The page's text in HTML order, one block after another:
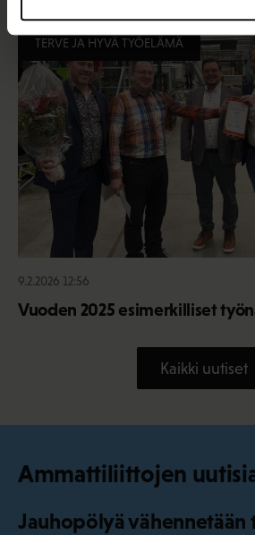
TERVE JA HYVÄ TYÖELÄMÄ
9.2.2026 12:56
Vuoden 2025 esimerkilliset
Kaikki uutiset
Ammattiliittojen
Jauhopölyä vähennetään